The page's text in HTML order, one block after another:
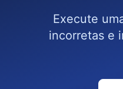
Execute
incorretas e